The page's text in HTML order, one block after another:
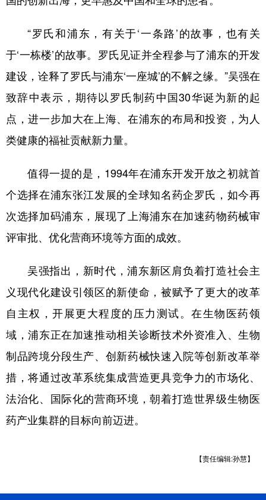
“罗氏和浦东，有关于‘一条路’的故事，也有关
于‘一栋楼’的故事。罗氏见证并全程参与了浦东的开发
建设，诠释了罗氏与浦东‘一座城’的不解之缘。”吴强在
致辞中表示，期待以罗氏制药中国30华诞为新的起
点，进一步加大在上海、在浦东的布局和投资，为人
类健康的福祉贡献新力量。
值得一提的是，1994年在浦东开发开放之初就首
个选择在浦东张江发展的全球知名药企罗氏，如今再
次选择加码浦东，展现了上海浦东在加速药物药械审
评审批、优化营商环境等方面的成效。
吴强指出，新时代，浦东新区肩负着打造社会主
义现代化建设引领区的新使命，被赋予了更大的改革
自主权，开展更大程度的压力测试。在生物医药领
域，浦东正在加速推动相关诊断技术外资准入、生物
制品跨境分段生产、创新药械快速入院等创新改革举
措，将通过改革系统集成营造更具竞争力的市场化、
法治化、国际化的营商环境，朝着打造世界级生物医
药产业集群的目标向前迈进。
【责任编辑:孙慧】